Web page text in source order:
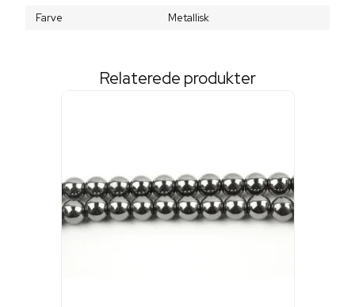
Farve Metallisk
Relaterede produkter